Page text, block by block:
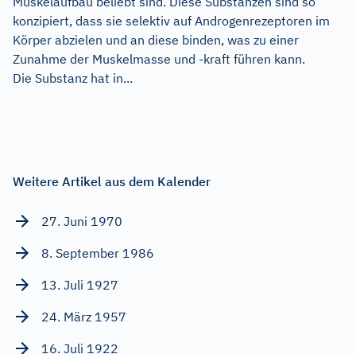
konzipiert, dass sie selektiv auf Androgenrezeptoren im
Körper abzielen und an diese binden, was zu einer
Zunahme der Muskelmasse und -kraft führen kann.
Die Substanz hat in...
Weitere Artikel aus dem Kalender
27. Juni 1970
8. September 1986
13. Juli 1927
24. März 1957
16. Juli 1922